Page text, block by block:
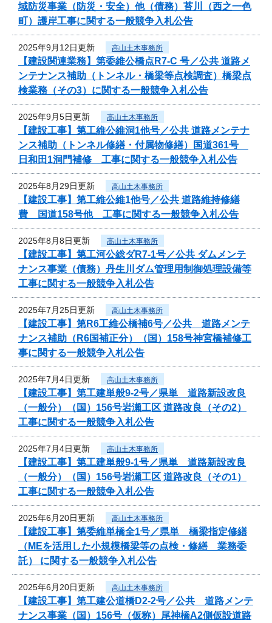
域防災事業（防災・安全）他（債務）苔川（西之一色
町）護岸工事に関する一般競争入札公告
2025年9月12日更新 高山土木事務所
【建設関連業務】第委維公橋点R7-C 号／公共 道路メ
ンテナンス補助（トンネル・橋梁等点検調査）橋梁点
検業務（その3）に関する一般競争入札公告
2025年9月5日更新 高山土木事務所
【建設工事】第工維公維洞1他号／公共 道路メンテナ
ンス補助（トンネル修繕・付属物修繕）国道361号
日和田1洞門補修 工事に関する一般競争入札公告
2025年8月29日更新 高山土木事務所
【建設工事】第工維公維1他号／公共 道路維持修繕
費 国道158号他 工事に関する一般競争入札公告
2025年8月8日更新 高山土木事務所
【建設工事】第工河公総ダR7-1号／公共 ダムメンテ
ナンス事業（債務）丹生川ダム管理用制御処理設備等
工事に関する一般競争入札公告
2025年7月25日更新 高山土木事務所
【建設工事】第R6工維公橋補6号／公共 道路メンテ
ナンス補助（R6国補正分）（国）158号神宮橋補修工
事に関する一般競争入札公告
2025年7月4日更新 高山土木事務所
【建設工事】第工建単般9-2号／県単 道路新設改良
（一般分）（国）156号岩瀬工区 道路改良（その2）
工事に関する一般競争入札公告
2025年7月4日更新 高山土木事務所
【建設工事】第工建単般9-1号／県単 道路新設改良
（一般分）（国）156号岩瀬工区 道路改良（その1）
工事に関する一般競争入札公告
2025年6月20日更新 高山土木事務所
【建設工事】第委維単橋全1号／県単 橋梁指定修繕
（MEを活用した小規模橋梁等の点検・修繕 業務委
託） に関する一般競争入札公告
2025年6月20日更新 高山土木事務所
【建設工事】第工建公道橋D2-2号／公共 道路メンテ
ナンス事業（国）156号（仮称）尾神橋A2側仮設道路